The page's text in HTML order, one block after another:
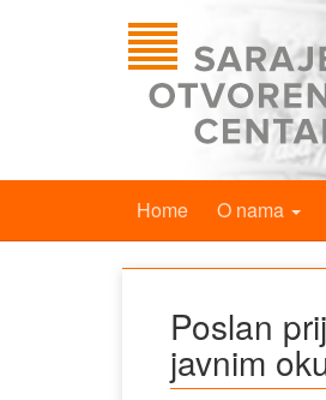
Home O nama
Poslan
javnim